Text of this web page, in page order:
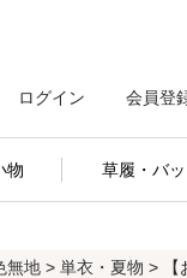
ログイン 会員登
物 草履・バ
無地 > 単衣・夏物 > 【